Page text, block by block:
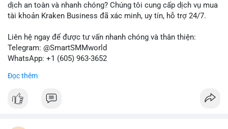
dịch an toàn và nhanh chóng? Chúng tôi cung cấp dịch vụ mua
tài khoản Kraken Business đã xác minh, uy tín, hỗ trợ 24/7.
Liên hệ ngay để được tư vấn nhanh chóng và thân thiện:
Telegram: @SmartSMMworld
WhatsApp: +1 (605) 963-3652
#buyverifiedkrakenbusinessaccounts
Đọc thêm